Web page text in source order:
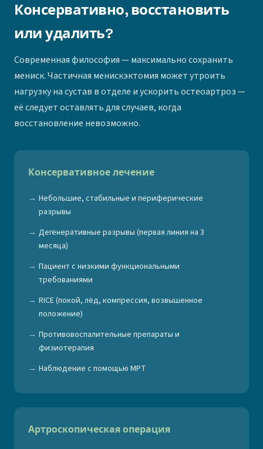
Консервативно, восстановить
или удалить?
Современная философия — максимально сохранить
мениск. Частичная менискэктомия может утроить
нагрузку на сустав в отделе и ускорить остеоартроз —
её следует оставлять для случаев, когда
восстановление невозможно.
Консервативное лечение
Небольшие, стабильные и периферические
разрывы
Дегенеративные разрывы (первая линия на 3
месяца)
Пациент с низкими функциональными
требованиями
RICE (покой, лёд, компрессия, возвышенное
положение)
Противовоспалительные препараты и
физиотерапия
Наблюдение с помощью МРТ
Артроскопическая операция